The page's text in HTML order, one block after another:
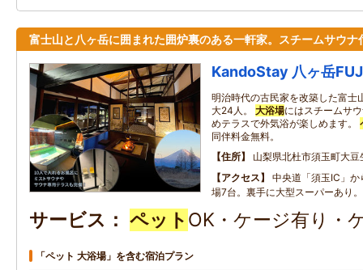
富士山と八ヶ岳に囲まれた囲炉裏のある一軒家。スチームサウナ
KandoStay 八ヶ岳
明治時代の古民家を改築した富士
大24人。 大浴場にはスチームサ
めテラスで外気浴が楽しめます。
同伴料金無料。
住所
山梨県北杜市須玉町大
アクセス
中央道「須玉IC」
場7台。裏手に大型スーパーあり。
サービス ペット OK・ケージ有り・
「ペット 大浴場」を含む宿泊プラン